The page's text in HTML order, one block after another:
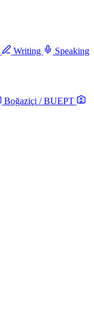
Writing Speaking
Boğaziçi / BUEPT